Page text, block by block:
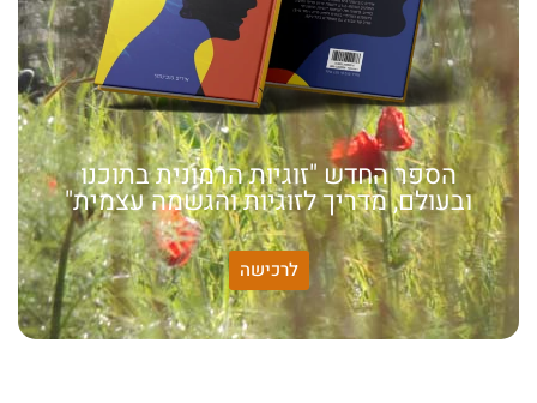
הספר החדש "זוגיות הרמונית בתוכנו
ובעולם, מדריך לזוגיות והגשמה עצמית"
לרכישההאמונה שלי:
שונות היא שפע של אפשרויות,
עד שנותנים לה שם וקוראים
לה לקות.